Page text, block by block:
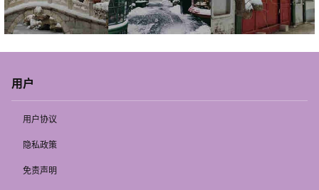
用户
用户协议
隐私政策
免责声明